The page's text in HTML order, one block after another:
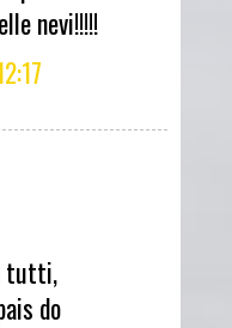
nevi!!!!!
tutti,
do